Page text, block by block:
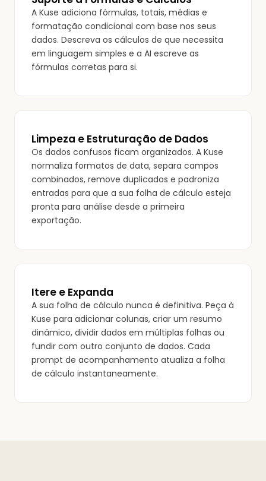
A Kuse adiciona fórmulas, totais, médias e
formatação condicional com base nos seus
dados. Descreva os cálculos de que necessita
em linguagem simples e a AI escreve as
fórmulas corretas para si.
Limpeza e Estruturação de Dados
Os dados confusos ficam organizados. A Kuse
normaliza formatos de data, separa campos
combinados, remove duplicados e padroniza
entradas para que a sua folha de cálculo esteja
pronta para análise desde a primeira
exportação.
Itere e Expanda
A sua folha de cálculo nunca é definitiva. Peça à
Kuse para adicionar colunas, criar um resumo
dinâmico, dividir dados em múltiplas folhas ou
fundir com outro conjunto de dados. Cada
prompt de acompanhamento atualiza a folha
de cálculo instantaneamente.